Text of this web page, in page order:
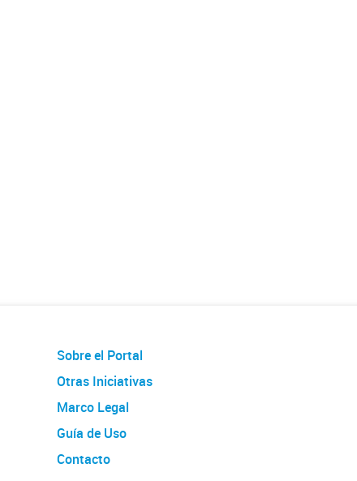
Sobre el Portal
Otras Iniciativas
Marco Legal
Guía de Uso
Contacto